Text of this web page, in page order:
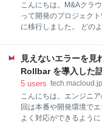
FargateでQueueを動か
ElasticBeanstalkの
QueueおよびSchedu
こんにちは。M&Aクラ
って開発のプロジェク
に移行しました。 どの
使い始めた時はホワイ
代わりとしてだったと
数はまだ3名で、 GitHub
は感じていませんでし
ルストーンにバックロ
はissueが優先度順に並
見えないエラーを見
Rollbar を導入した
5 users tech.macloud.jp
こんにちは。エンジニ
回は本番や開発環境で
よく対応ができるよう